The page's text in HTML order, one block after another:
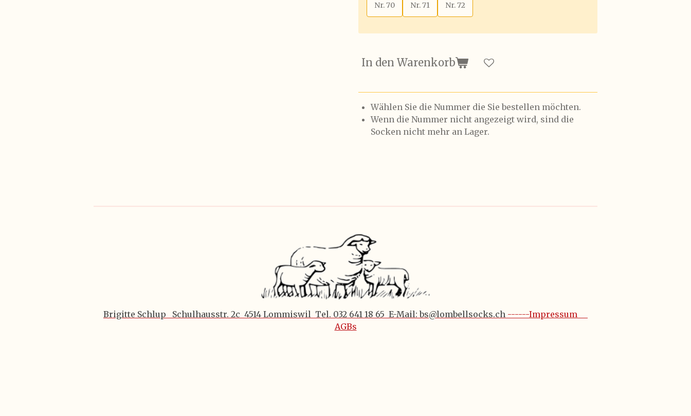
Nr. 70 Nr. 71 Nr. 72
In den Warenkorb
Wählen Sie die Nummer die Sie bestellen möchten.
Wenn die Nummer nicht angezeigt wird, sind die
Socken nicht mehr an Lager.
Brigitte Schlup Schulhausstr. 2c 4514 Lommiswil Tel. 032 641 18 65 E-Mail: bs@lombellsocks.ch ------Impressum
AGBs